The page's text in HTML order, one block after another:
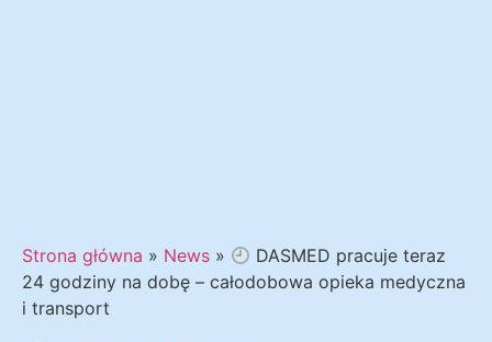
Strona główna » News »
DASMED pracuje teraz
24 godziny na dobę – całodobowa opieka medyczna
i transport